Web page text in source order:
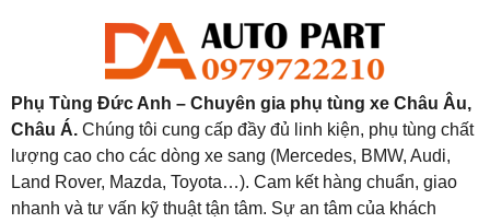
Phụ Tùng Đức Anh – Chuyên gia phụ tùng xe Châu Âu,
Châu Á. Chúng tôi cung cấp đầy đủ linh kiện, phụ tùng chất
lượng cao cho các dòng xe sang (Mercedes, BMW, Audi,
Land Rover, Mazda, Toyota…). Cam kết hàng chuẩn, giao
nhanh và tư vấn kỹ thuật tận tâm. Sự an tâm của khách